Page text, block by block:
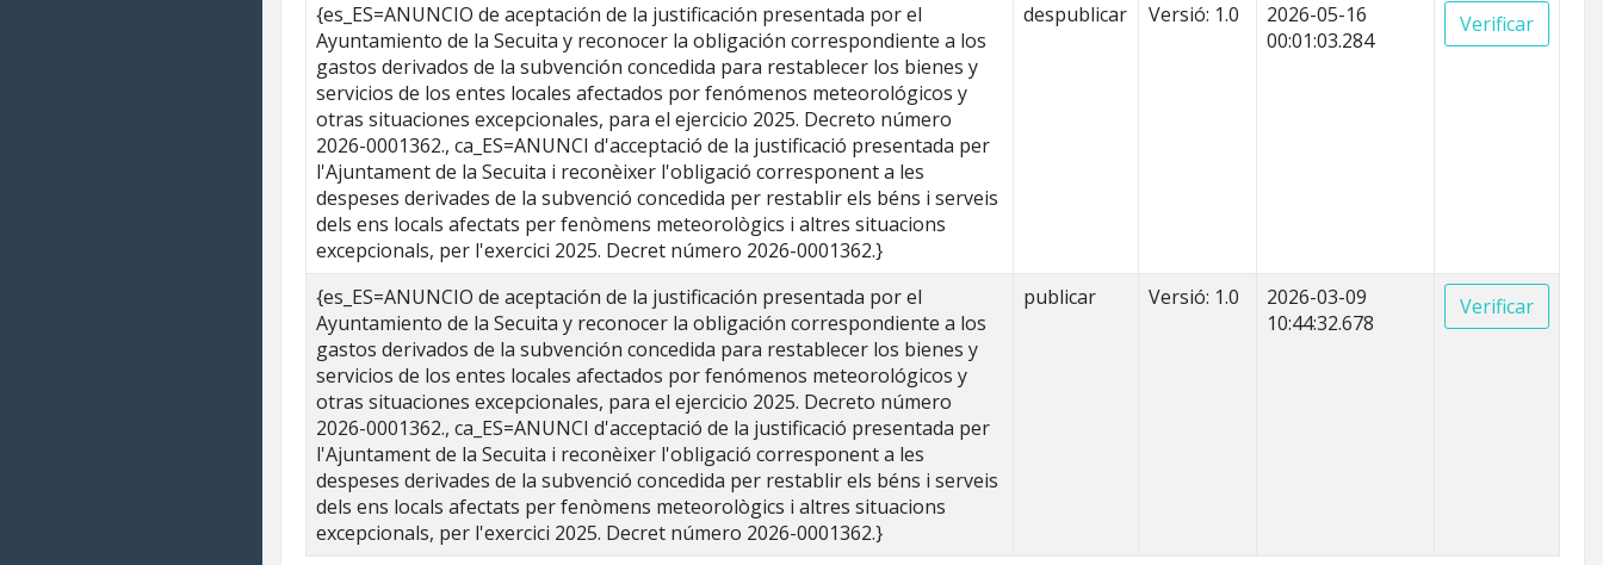
{es_ES=ANUNCIO de aceptación de la justificación presentada por el
Ayuntamiento de la Secuita y reconocer la obligación correspondiente a los
gastos derivados de la subvención concedida para restablecer los bienes y
servicios de los entes locales afectados por fenómenos meteorológicos y
otras situaciones excepcionales, para el ejercicio 2025. Decreto número
2026-0001362., ca_ES=ANUNCI d'acceptació de la justificació presentada per
l'Ajuntament de la Secuita i reconèixer l'obligació corresponent a les
despeses derivades de la subvenció concedida per restablir els béns i serveis
dels ens locals afectats per fenòmens meteorològics i altres situacions
excepcionals, per l'exercici 2025. Decret número 2026-0001362.}
despublicar Versió: 1.0
2026-05-16
00:01:03.284
Verificar
{es_ES=ANUNCIO de aceptación de la justificación presentada por el
Ayuntamiento de la Secuita y reconocer la obligación correspondiente a los
gastos derivados de la subvención concedida para restablecer los bienes y
servicios de los entes locales afectados por fenómenos meteorológicos y
otras situaciones excepcionales, para el ejercicio 2025. Decreto número
2026-0001362., ca_ES=ANUNCI d'acceptació de la justificació presentada per
l'Ajuntament de la Secuita i reconèixer l'obligació corresponent a les
despeses derivades de la subvenció concedida per restablir els béns i serveis
dels ens locals afectats per fenòmens meteorològics i altres situacions
excepcionals, per l'exercici 2025. Decret número 2026-0001362.}
publicar Versió: 1.0
2026-03-09
10:44:32.678
Verificar